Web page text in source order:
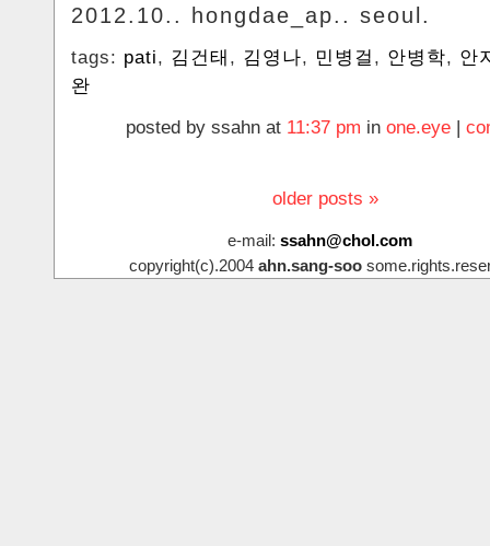
2012.10.. hongdae_ap.. seoul.
tags: pati, 김건태 , 김영나, 민병걸 , 안병학, 안
완
posted by ssahn at 11:37 pm in one.eye |
older posts »
e-mail: ssahn@chol.com
copyright(c).2004 ahn.sang-soo